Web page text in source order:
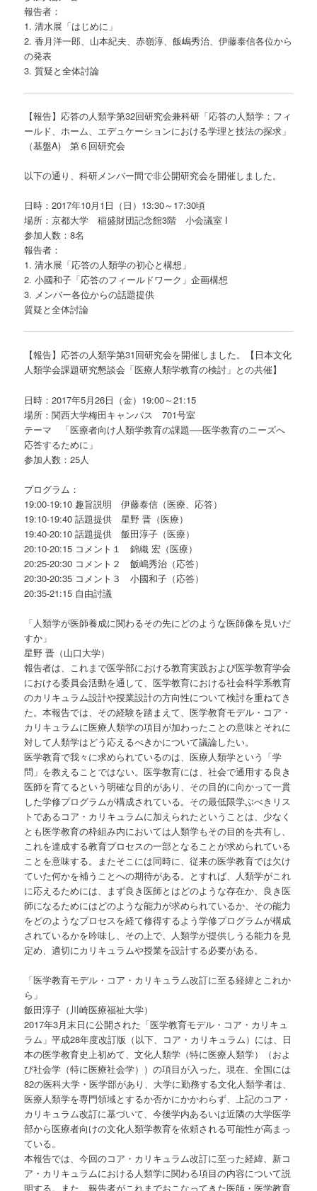
報告者：
1. 清水展「はじめに」
2. 香月洋一郎、山本紀夫、赤嶺淳、飯嶋秀治、伊藤泰信各位から
の発表
3. 質疑と全体討論
【報告】応答の人類学第32回研究会兼科研「応答の人類学：フィ
ールド、ホーム、エデュケーションにおける学理と技法の探求」
（基盤A) 第６回研究会
以下の通り、科研メンバー間で非公開研究会を開催しました。
日時：2017年10月1日（日）13:30～17:30頃
場所：京都大学 稲盛財団記念館3階 小会議室 I
参加人数：8名
報告者：
1. 清水展「応答の人類学の初心と構想」
2. 小國和子「応答のフィールドワーク」企画構想
3. メンバー各位からの話題提供
質疑と全体討論
【報告】応答の人類学第31回研究会を開催しました。【日本文化
人類学会課題研究懇談会「医療人類学教育の検討」との共催】
日時：2017年5月26日（金）19:00～21:15
場所：関西大学梅田キャンパス 701号室
テーマ 「医療者向け人類学教育の課題──医学教育のニーズへ
応答するために」
参加人数：25人
プログラム：
19:00-19:10 趣旨説明 伊藤泰信（医療、応答）
19:10-19:40 話題提供 星野 晋（医療）
19:40-20:10 話題提供 飯田淳子（医療）
20:10-20:15 コメント１ 錦織 宏（医療）
20:25-20:30 コメント２ 飯嶋秀治（応答）
20:30-20:35 コメント３ 小國和子（応答）
20:35-21:15 自由討議
「人類学が医師養成に関わるその先にどのような医師像を見いだ
すか」
星野 晋（山口大学）
報告者は、これまで医学部における教育実践および医学教育学会
における委員会活動を通して、医学教育における社会科学系教育
のカリキュラム設計や授業設計の方向性について検討を重ねてき
た。本報告では、その経験を踏まえて、医学教育モデル・コア・
カリキュラムに医療人類学の項目が加わったことの意味とそれに
対して人類学はどう応えるべきかについて議論したい。
医学教育で我々に求められているのは、医療人類学という「学
問」を教えることではない。医学教育には、社会で通用する良き
医師を育てるという明確な目的があり、その目的に向かって一貫
した学修プログラムが構成されている。その最低限学ぶべきリス
トであるコア・カリキュラムに加えられたということは、少なく
とも医学教育の枠組み内においては人類学もその目的を共有し、
これを達成する教育プロセスの一部となることが求められている
ことを意味する。またそこには同時に、従来の医学教育では欠け
ていた何かを補うことへの期待がある。とすれば、人類学がこれ
に応えるためには、まず良き医師とはどのような存在か、良き医
師になるためにはどのような能力が求められているか、その能力
をどのようなプロセスを経て修得するよう学修プログラムが構成
されているかを吟味し、その上で、人類学が提供しうる能力を見
定め、適切にカリキュラムや授業を設計する必要がある。
「医学教育モデル・コア・カリキュラム改訂に至る経緯とこれか
ら」
飯田淳子（川崎医療福祉大学）
2017年3月末日に公開された「医学教育モデル・コア・カリキュ
ラム」平成28年度改訂版（以下、コア・カリキュラム）には、日
本の医学教育史上初めて、文化人類学（特に医療人類学）（およ
び社会学（特に医療社会学））の項目が入った。現在、全国には
82の医科大学・医学部があり、大学に勤務する文化人類学者は、
医療人類学を専門領域とするか否かにかかわらず、上記のコア・
カリキュラム改訂に基づいて、今後学内あるいは近隣の大学医学
部から医療者向けの文化人類学教育を依頼される可能性が高まっ
ている。
本報告では、今回のコア・カリキュラム改訂に至った経緯、新コ
ア・カリキュラムにおける人類学に関わる項目の内容について説
明する。また、報告者がこれまでおこなってきた医師・医学教育